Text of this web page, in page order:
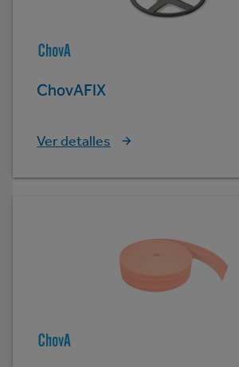
ChovAFIX
Ver detalles